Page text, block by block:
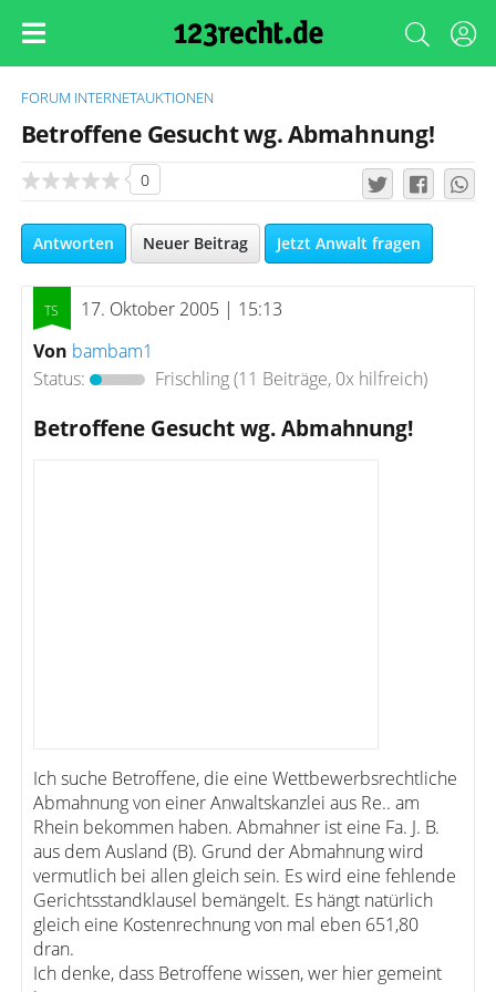
FORUM INTERNETAUKTIONEN
Betroffene Gesucht wg. Abmahnung!
0
Antworten Neuer Beitrag Jetzt Anwalt fragen
17. Oktober 2005 | 15:13
Von bambam1
Status:
Frischling(11 Beiträge, 0x hilfreich)
Betroffene Gesucht wg. Abmahnung!
Ich suche Betroffene, die eine Wettbewerbsrechtliche
Abmahnung von einer Anwaltskanzlei aus Re.. am
Rhein bekommen haben. Abmahner ist eine Fa. J. B.
aus dem Ausland (B). Grund der Abmahnung wird
vermutlich bei allen gleich sein. Es wird eine fehlende
Gerichtsstandklausel bemängelt. Es hängt natürlich
gleich eine Kostenrechnung von mal eben 651,80
dran.
Ich denke, dass Betroffene wissen, wer hier gemeint